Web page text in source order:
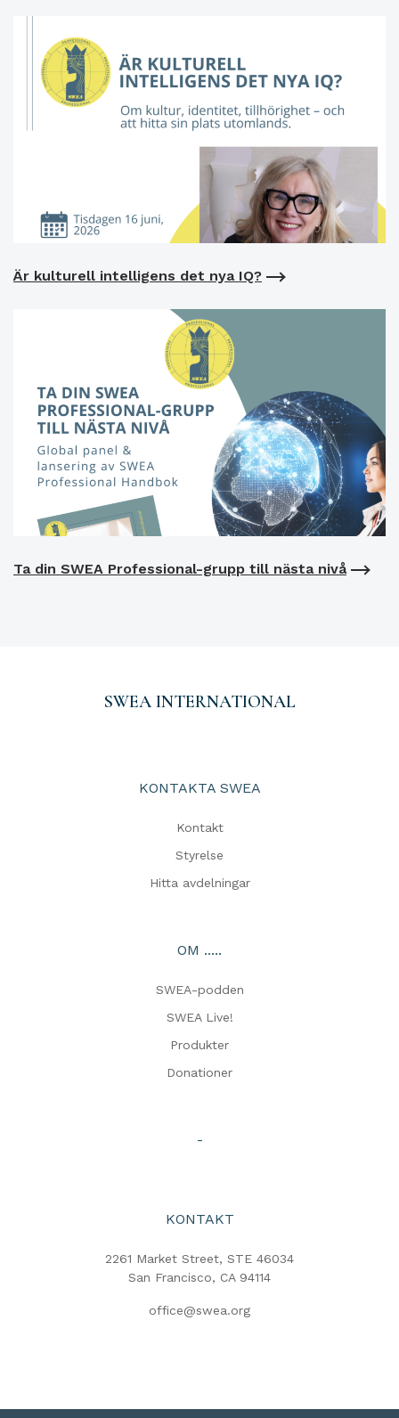
Är kulturell intelligens det nya IQ?
Ta din SWEA Professional-grupp till nästa nivå
SWEA INTERNATIONAL
KONTAKTA SWEA
Kontakt
Styrelse
Hitta avdelningar
OM .....
SWEA-podden
SWEA Live!
Produkter
Donationer
-
KONTAKT
2261 Market Street, STE 46034
San Francisco, CA 94114
office@swea.org